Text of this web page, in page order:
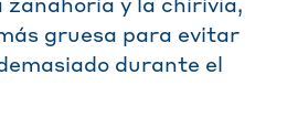
zanahoria y la chirivía,
gruesa para evitar
durante el